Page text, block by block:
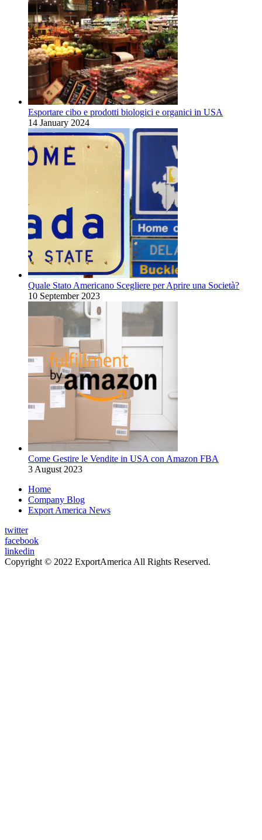
Esportare cibo e prodotti biologici e organici in USA
14 January 2024
Quale Stato Americano Scegliere per Aprire una Società?
10 September 2023
Come Gestire le Vendite in USA con Amazon FBA
3 August 2023
Home
Company Blog
Export America News
twitter
facebook
linkedin
Copyright © 2022 ExportAmerica All Rights Reserved.